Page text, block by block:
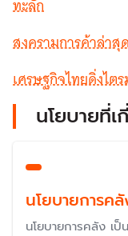
ทะลัก
สงครามการค้าล่าสุ
เศรษฐกิจไทยดิ่งไต
นโยบายที่
นโยบายการค
นโยบายการคลัง เป็